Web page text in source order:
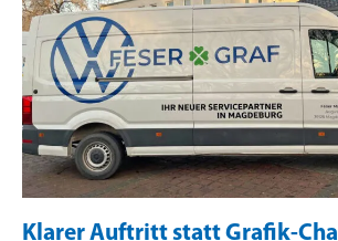
Klarer Auftritt statt Grafik-